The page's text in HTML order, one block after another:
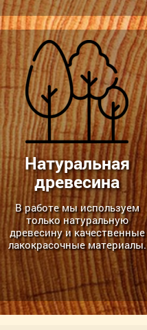
Натуральная
древесина
В работе мы используем
только натуральную
древесину и качественные
лакокрасочные материалы.